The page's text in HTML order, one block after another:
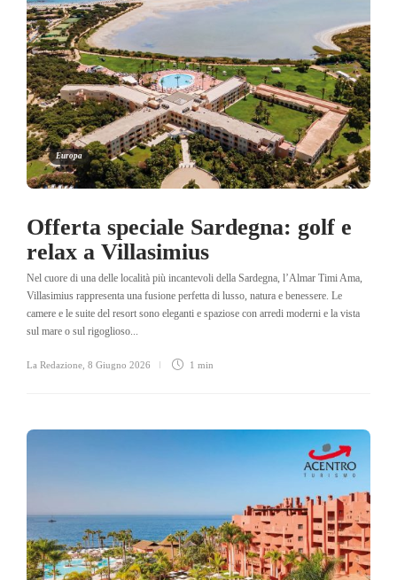
Europa
Offerta speciale Sardegna: golf e
relax a Villasimius
Nel cuore di una delle località più incantevoli della Sardegna, l’Almar Timi Ama,
Villasimius rappresenta una fusione perfetta di lusso, natura e benessere. Le
camere e le suite del resort sono eleganti e spaziose con arredi moderni e la vista
sul mare o sul rigoglioso...
La Redazione 8 Giugno 2026 1 min